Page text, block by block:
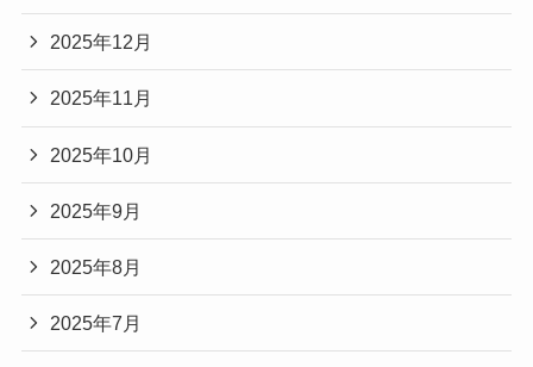
2025年12月
2025年11月
2025年10月
2025年9月
2025年8月
2025年7月